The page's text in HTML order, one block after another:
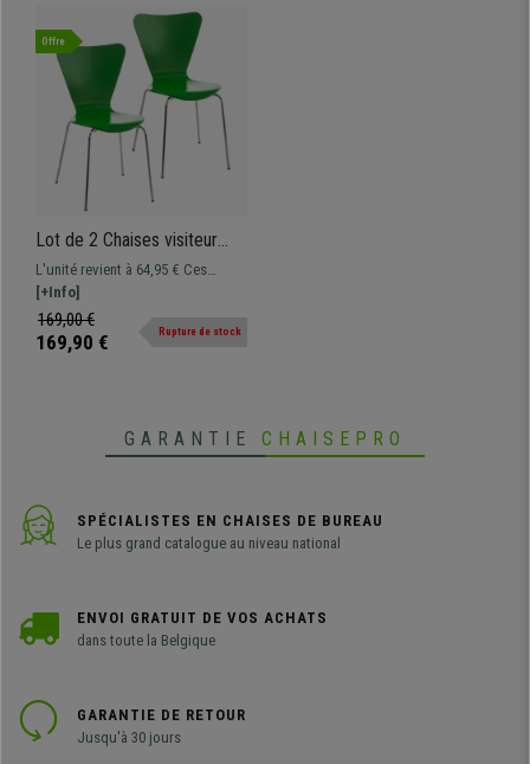
Offre
Lot de 2 Chaises visiteur
HERCULE, Structure
Métallique, Empilables, Vert
L'unité revient à 64,95 € Ces
chaises visiteur se distinguent par
leur design séduisant, matériaux
de qualité, fonctionnalité et
[+Info]
169,00 €
169,90 € Rupture de stock
GARANTIE CHAISEPRO
SPÉCIALISTES EN CHAISES DE BUREAU
Le plus grand catalogue au niveau national
ENVOI GRATUIT DE VOS ACHATS
dans toute la Belgique
GARANTIE DE RETOUR
Jusqu'à 30 jours